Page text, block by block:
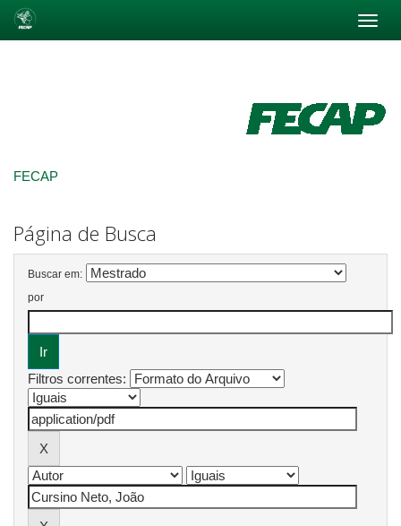
FECAP
Página de Busca
Buscar em:
por
Filtros correntes: